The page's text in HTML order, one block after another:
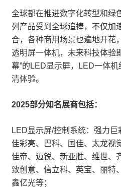
全球都在推进数字化转型和绿
列产品受到全球追捧，不仅加
合，各种商用场景也遍地开花
透明屏一体机，未来科技体验
幕”的LED显示屏，LED一体
清体验。
2025部分知名展商包括：
LED显示屏/控制系统：强力
佳彩亮、巴科、国佳、太龙视
佳帝、迈锐、新亚胜、维世、
致创意、信立科、英宝、丽特
鑫亿光等；